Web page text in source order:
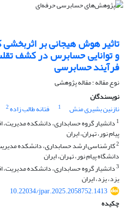
تاثیر هوش هیجانی بر
و توانایی ‏حسابرس در کشف
فرآیند حسابرسی ‏
نوع مقاله : مقاله پژوهشی
نویسندگان
نازنین بشیری منش
1 فتانه طالب زاده2
1 دانشیار گروه حسابداری، دانشکده مدیریت،
پیام نور، تهران، ایران
2کارشناسی ارشد حسابداری، دانشکده
دانشگاه پیام نور، تهران، ایران
3دانشیار گروه حسابداری، دانشکده مدیریت،
یزد، یزد، ایران
10.22034/jpar.2025.2058752.1413
چکیده